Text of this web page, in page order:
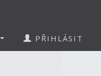
PŘIHLÁSIT